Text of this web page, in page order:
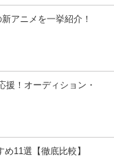
アニメを一挙紹介！
援！オーディション・
11選【徹底比較】